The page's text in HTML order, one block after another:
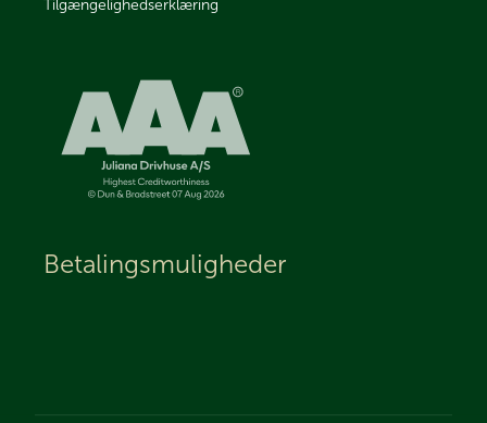
Tilgængelighedserklæring
Betalingsmuligheder